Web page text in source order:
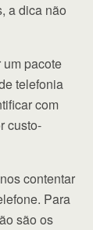
a dica não
pacote
telefonia
com
custo-
contentar
Para
são os